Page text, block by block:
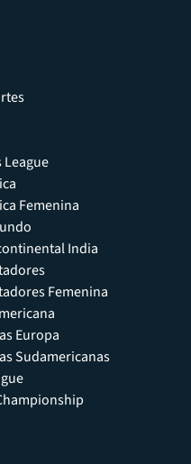
Femenina
India
Femenina
Europa
Sudamericanas